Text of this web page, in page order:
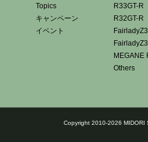
Topics
キャンペーン
イベント
R33GT-R
R32GT-R
MEGANE
Others
Copyright 2010-2026 MIDORI